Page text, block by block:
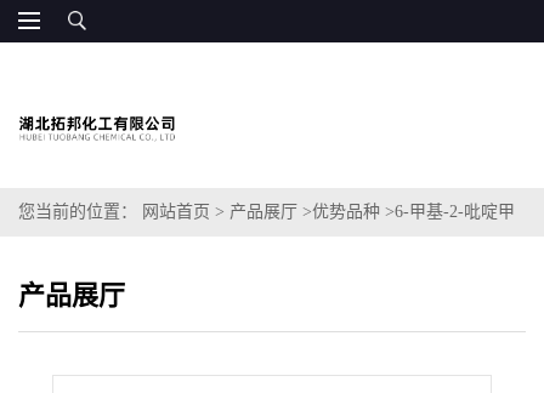
您当前的位置： 网站首页 > 产品展厅 >优势品种 >6-甲基-2-吡啶甲
产品展厅